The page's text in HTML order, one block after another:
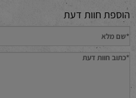
הוספת חוות דעת